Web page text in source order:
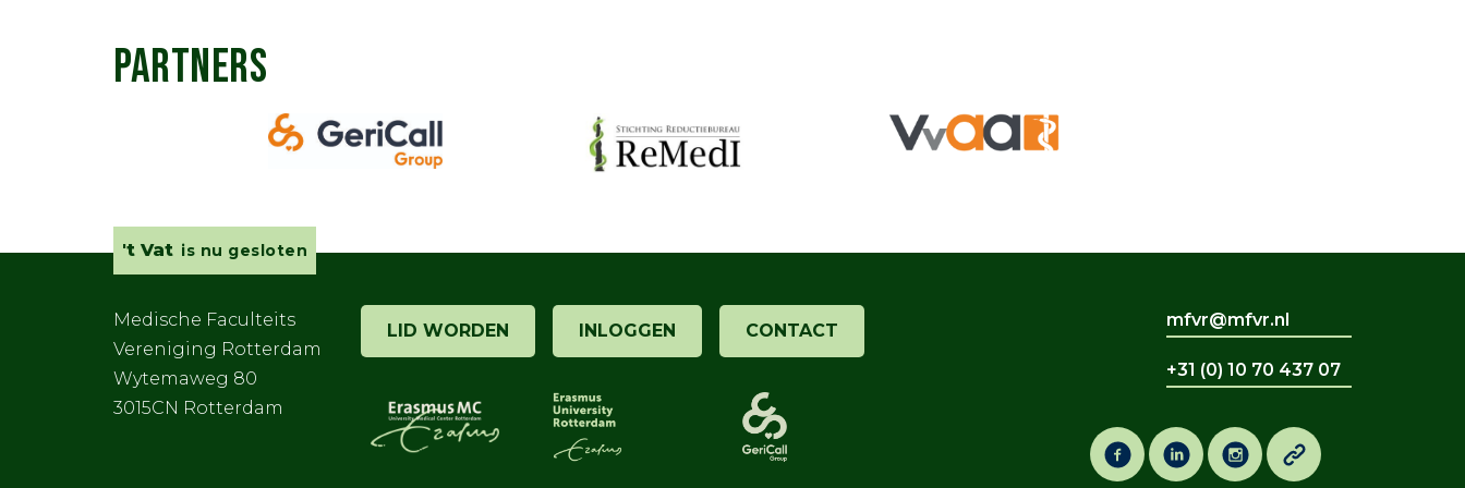
PARTNERS
't Vat is nu gesloten
Medische Faculteits
Vereniging Rotterdam
Wytemaweg 80
3015CN Rotterdam
LID WORDEN INLOGGEN CONTACT
mfvr@mfvr.nl
+31 (0) 10 70 437 07